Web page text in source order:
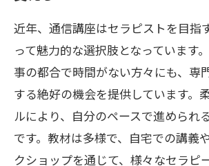
近年、通信講座はセラピストを目指
って魅力的な選択肢となっています
事の都合で時間がない方々にも、専
する絶好の機会を提供しています。
ルにより、自分のペースで進められ
です。教材は多様で、自宅での講義
クショップを通じて、様々なセラピ